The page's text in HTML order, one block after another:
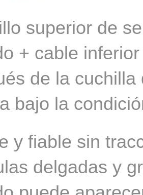
superior de
+ cable
de la
bajo la
y fiable sin
delgadas y